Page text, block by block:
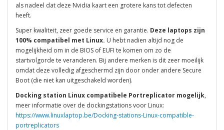
als nadeel dat deze Nvidia kaart een grotere kans tot defecten
heeft.
Super kwaliteit, zeer goede service en garantie. Deze laptops zijn
100% compatibel met Linux. U hebt nadien altijd nog de
mogelijkheid om in de BIOS of EUFI te komen om zo de
startvolgorde te veranderen. Bij andere merken is dit zeer moeilijk
omdat deze volledig afgeschermd zijn door onder andere Secure
Boot (die niet kan uitgeschakeld worden).
Docking station Linux compatibele Portreplicator mogelijk,
meer informatie over de dockingstations voor Linux:
https://www.linuxlaptop.be/Docking-stations-Linux-compatible-
portreplicators